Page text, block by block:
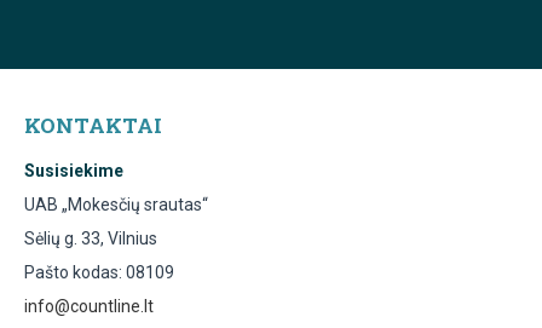
KONTAKTAI
Susisiekime
UAB „Mokesčių srautas“
Sėlių g. 33, Vilnius
Pašto kodas: 08109
info@countline.lt